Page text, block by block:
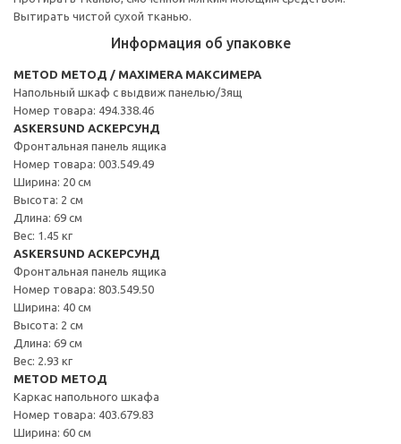
Вытирать чистой сухой тканью.
Информация об упаковке
METOD МЕТОД / MAXIMERA МАКСИМЕРА
Напольный шкаф с выдвиж панелью/3ящ
Номер товара: 494.338.46
ASKERSUND АСКЕРСУНД
Фронтальная панель ящика
Номер товара: 003.549.49
Ширина: 20 см
Высота: 2 см
Длина: 69 см
Вес: 1.45 кг
ASKERSUND АСКЕРСУНД
Фронтальная панель ящика
Номер товара: 803.549.50
Ширина: 40 см
Высота: 2 см
Длина: 69 см
Вес: 2.93 кг
METOD МЕТОД
Каркас напольного шкафа
Номер товара: 403.679.83
Ширина: 60 см